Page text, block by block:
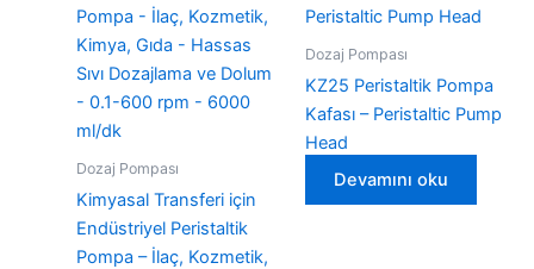
Dozaj Pompası
Kimyasal Transferi için
Endüstriyel Peristaltik
Pompa – İlaç, Kozmetik,
Dozaj Pompası
KZ25 Peristaltik Pompa
Kafası – Peristaltic Pump
Head
Devamını oku